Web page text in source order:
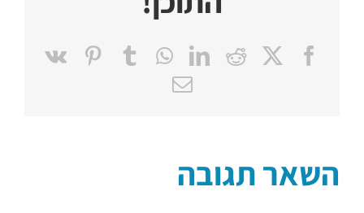
Facebook
Reddit
LinkedIn
WhatsApp
Tumblr
Pinterest
Vk
כתובת
השאר תגובה